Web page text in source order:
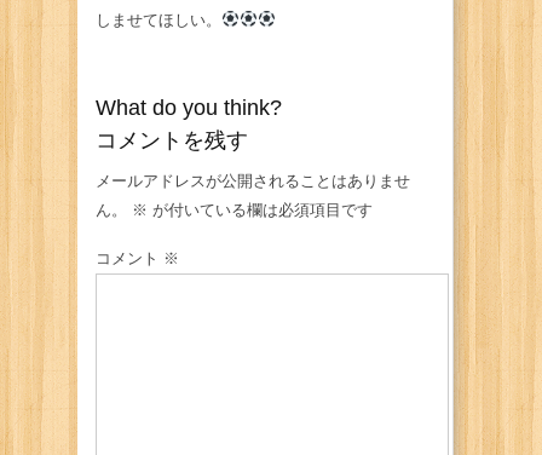
しませてほしい。
What do you think?
コメントを残す
メールアドレスが公開されることはありませ
ん。
※ が付いている欄は必須項目です
コメント ※